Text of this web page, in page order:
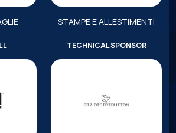
STAMPE E ALLESTIMENTI
TECHNICAL SPONSOR